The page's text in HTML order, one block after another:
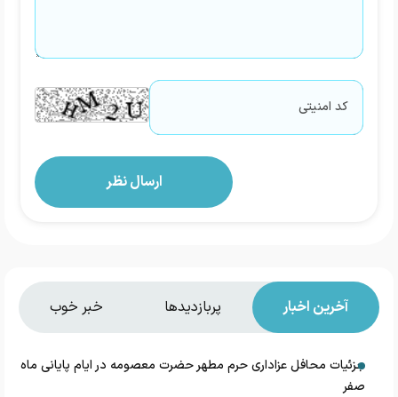
آخرین اخبار پربازدیدها خبر خوب
جزئیات محافل عزاداری حرم مطهر حضرت معصومه در ایام پایانی ماه
صفر